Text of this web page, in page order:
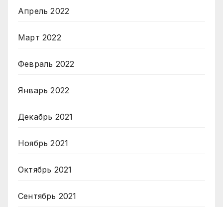
Апрель 2022
Март 2022
Февраль 2022
Январь 2022
Декабрь 2021
Ноябрь 2021
Октябрь 2021
Сентябрь 2021